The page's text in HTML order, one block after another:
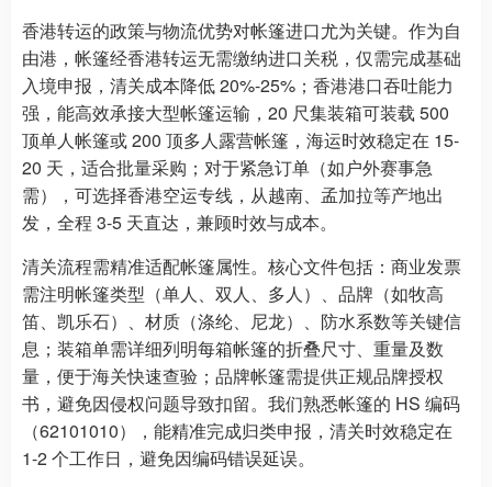
香港转运的政策与物流优势对帐篷进口尤为关键。作为自
由港，帐篷经香港转运无需缴纳进口关税，仅需完成基础
入境申报，清关成本降低 20%-25%；香港港口吞吐能力
强，能高效承接大型帐篷运输，20 尺集装箱可装载 500
顶单人帐篷或 200 顶多人露营帐篷，海运时效稳定在 15-
20 天，适合批量采购；对于紧急订单（如户外赛事急
需），可选择香港空运专线，从越南、孟加拉等产地出
发，全程 3-5 天直达，兼顾时效与成本。
清关流程需精准适配帐篷属性。核心文件包括：商业发票
需注明帐篷类型（单人、双人、多人）、品牌（如牧高
笛、凯乐石）、材质（涤纶、尼龙）、防水系数等关键信
息；装箱单需详细列明每箱帐篷的折叠尺寸、重量及数
量，便于海关快速查验；品牌帐篷需提供正规品牌授权
书，避免因侵权问题导致扣留。我们熟悉帐篷的 HS 编码
（62101010），能精准完成归类申报，清关时效稳定在
1-2 个工作日，避免因编码错误延误。